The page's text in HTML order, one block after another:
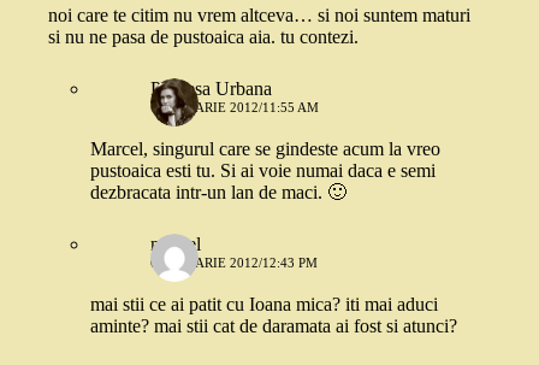
noi care te citim nu vrem altceva… si noi suntem maturi
si nu ne pasa de pustoaica aia. tu contezi.
Printesa Urbana
6 IANUARIE 2012/11:55 AM
Marcel, singurul care se gindeste acum la vreo
pustoaica esti tu. Si ai voie numai daca e semi
dezbracata intr-un lan de maci. 🙂
marcel
6 IANUARIE 2012/12:43 PM
mai stii ce ai patit cu Ioana mica? iti mai aduci
aminte? mai stii cat de daramata ai fost si atunci?